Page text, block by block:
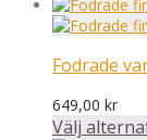
Fodrade
649,00 kr
Välj